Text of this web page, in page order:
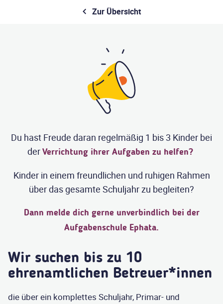
Zur Übersicht
Du hast Freude daran regelmäßig 1 bis 3 Kinder bei
der Verrichtung ihrer Aufgaben zu helfen?
Kinder in einem freundlichen und ruhigen Rahmen
über das gesamte Schuljahr zu begleiten?
Dann melde dich gerne unverbindlich bei der
Aufgabenschule Ephata.
Wir suchen bis zu 10
ehrenamtlichen Betreuer*innen
die über ein komplettes Schuljahr, Primar- und